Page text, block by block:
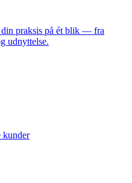
din praksis på ét blik — fra
udnyttelse.
kunder